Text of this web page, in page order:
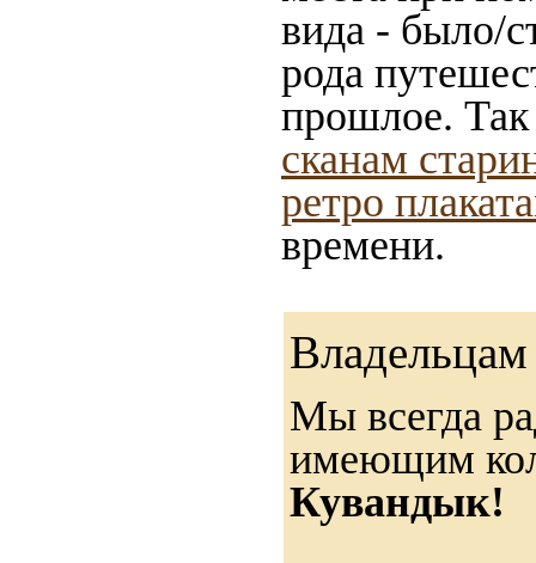
вида - было/
рода
прошлое.
сканам
ретро
времени.
Мы всегда
имеющим
Кувандык!